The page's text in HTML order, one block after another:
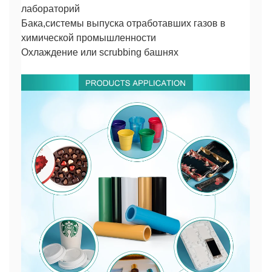
лабораторий
Бака,системы выпуска отработавших газов в
химической промышленности
Охлаждение или scrubbing башнях